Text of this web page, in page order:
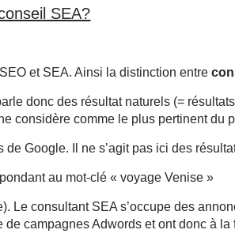
SEA?
et SEA. Ainsi la distinction entre
donc des résultat naturels (=
considère comme le plus pertinent du
Google. Il ne s’agit pas ici des
au mot-clé « voyage Venise »
consultant SEA s’occupe des
campagnes Adwords et ont donc à